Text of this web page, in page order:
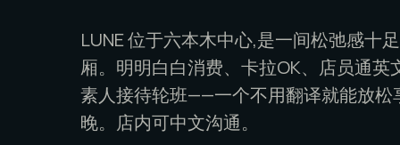
LUNE 位于六本木中心,是一间松弛感十
厢。明明白白消费、卡拉OK、店员通英
素人接待轮班——一个不用翻译就能放松
晚。店内可中文沟通。